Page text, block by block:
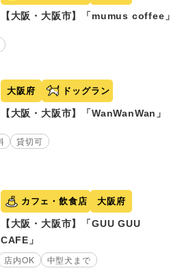
【大阪・大阪市】「mumus coffee」
大阪府 ドッグラン
【大阪・大阪市】「WanWanWan」
貸切可
カフェ・飲食店 大阪府
【大阪・大阪市】「GUU GUU
CAFE」
店内OK 中型犬まで